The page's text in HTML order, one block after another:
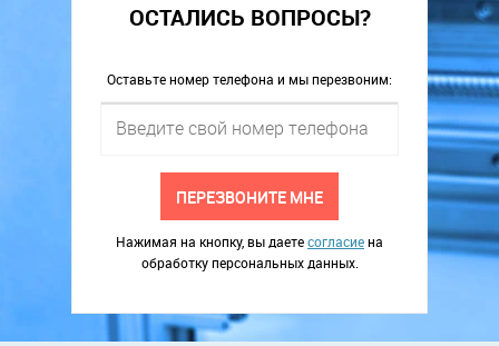
ОСТАЛИСЬ ВОПРОСЫ?
Оставьте номер телефона и мы перезвоним:
ПЕРЕЗВОНИТЕ МНЕ
Нажимая на кнопку, вы даетесогласиена
обработку персональных данных.